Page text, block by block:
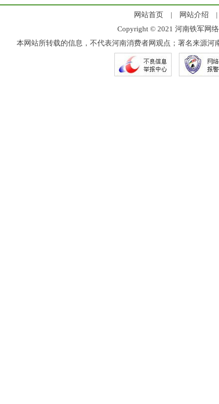
网站首页 | 网站介绍
Copyright © 2021 河南铁军网
本网站所转载的信息，不代表河南消费者网观点；署名来源